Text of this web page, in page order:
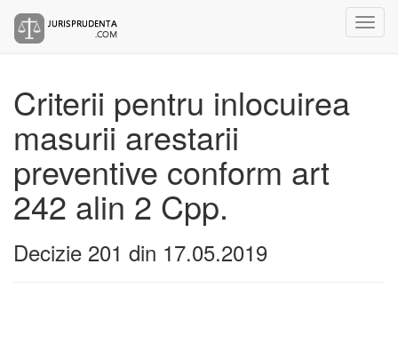
Criterii pentru inlocuirea
masurii arestarii
preventive conform art
242 alin 2 Cpp.
Decizie 201 din 17.05.2019